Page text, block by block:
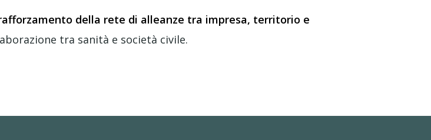
della rete di alleanze tra impresa, territorio e
tra sanità e società civile.